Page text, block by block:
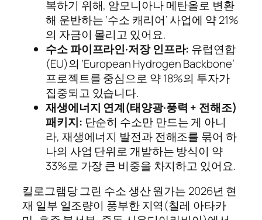
복하기 위해, 암모니아나 메탄올로 변환
해 운반하는 ‘수소 캐리어’ 사업에 약 21%
의 자금이 몰리고 있어요.
수소 파이프라인·저장 인프라: 유럽연합
(EU)의 ‘European Hydrogen Backbone’
프로젝트를 중심으로 약 18%의 투자가
집중되고 있습니다.
재생에너지 연계(태양광·풍력 + 전해조)
패키지: 단순히 수소만 만드는 게 아니
라, 재생에너지 발전과 전해조를 묶어 하
나의 사업 단위로 개발하는 방식이 약
33%로 가장 큰 비중을 차지하고 있어요.
킬로그램당 그린 수소 생산 원가는 2026년 현
재 일부 일조량이 풍부한 지역(칠레 아타카